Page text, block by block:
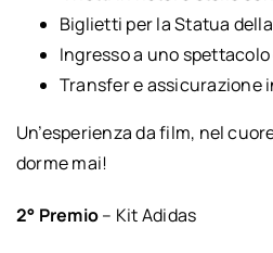
Biglietti per la Statua
Ingresso a uno
Transfer e assicurazione
Un’esperienza da film, nel
dorme mai!
2° Premio– Kit Adidas